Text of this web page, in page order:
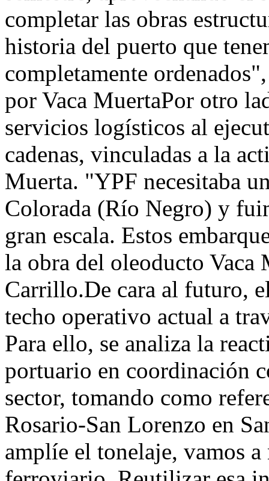
completar las obras
historia del puerto que
completamente
por Vaca MuertaPor otro
servicios logísticos al
cadenas, vinculadas a la
Muerta. "YPF necesitaba
Colorada (Río Negro) y
gran escala. Estos
la obra del oleoducto
Carrillo.De cara al futuro,
techo operativo actual a
Para ello, se analiza la
portuario en coordinación
sector, tomando como
Rosario-San Lorenzo en
amplíe el tonelaje, vamos